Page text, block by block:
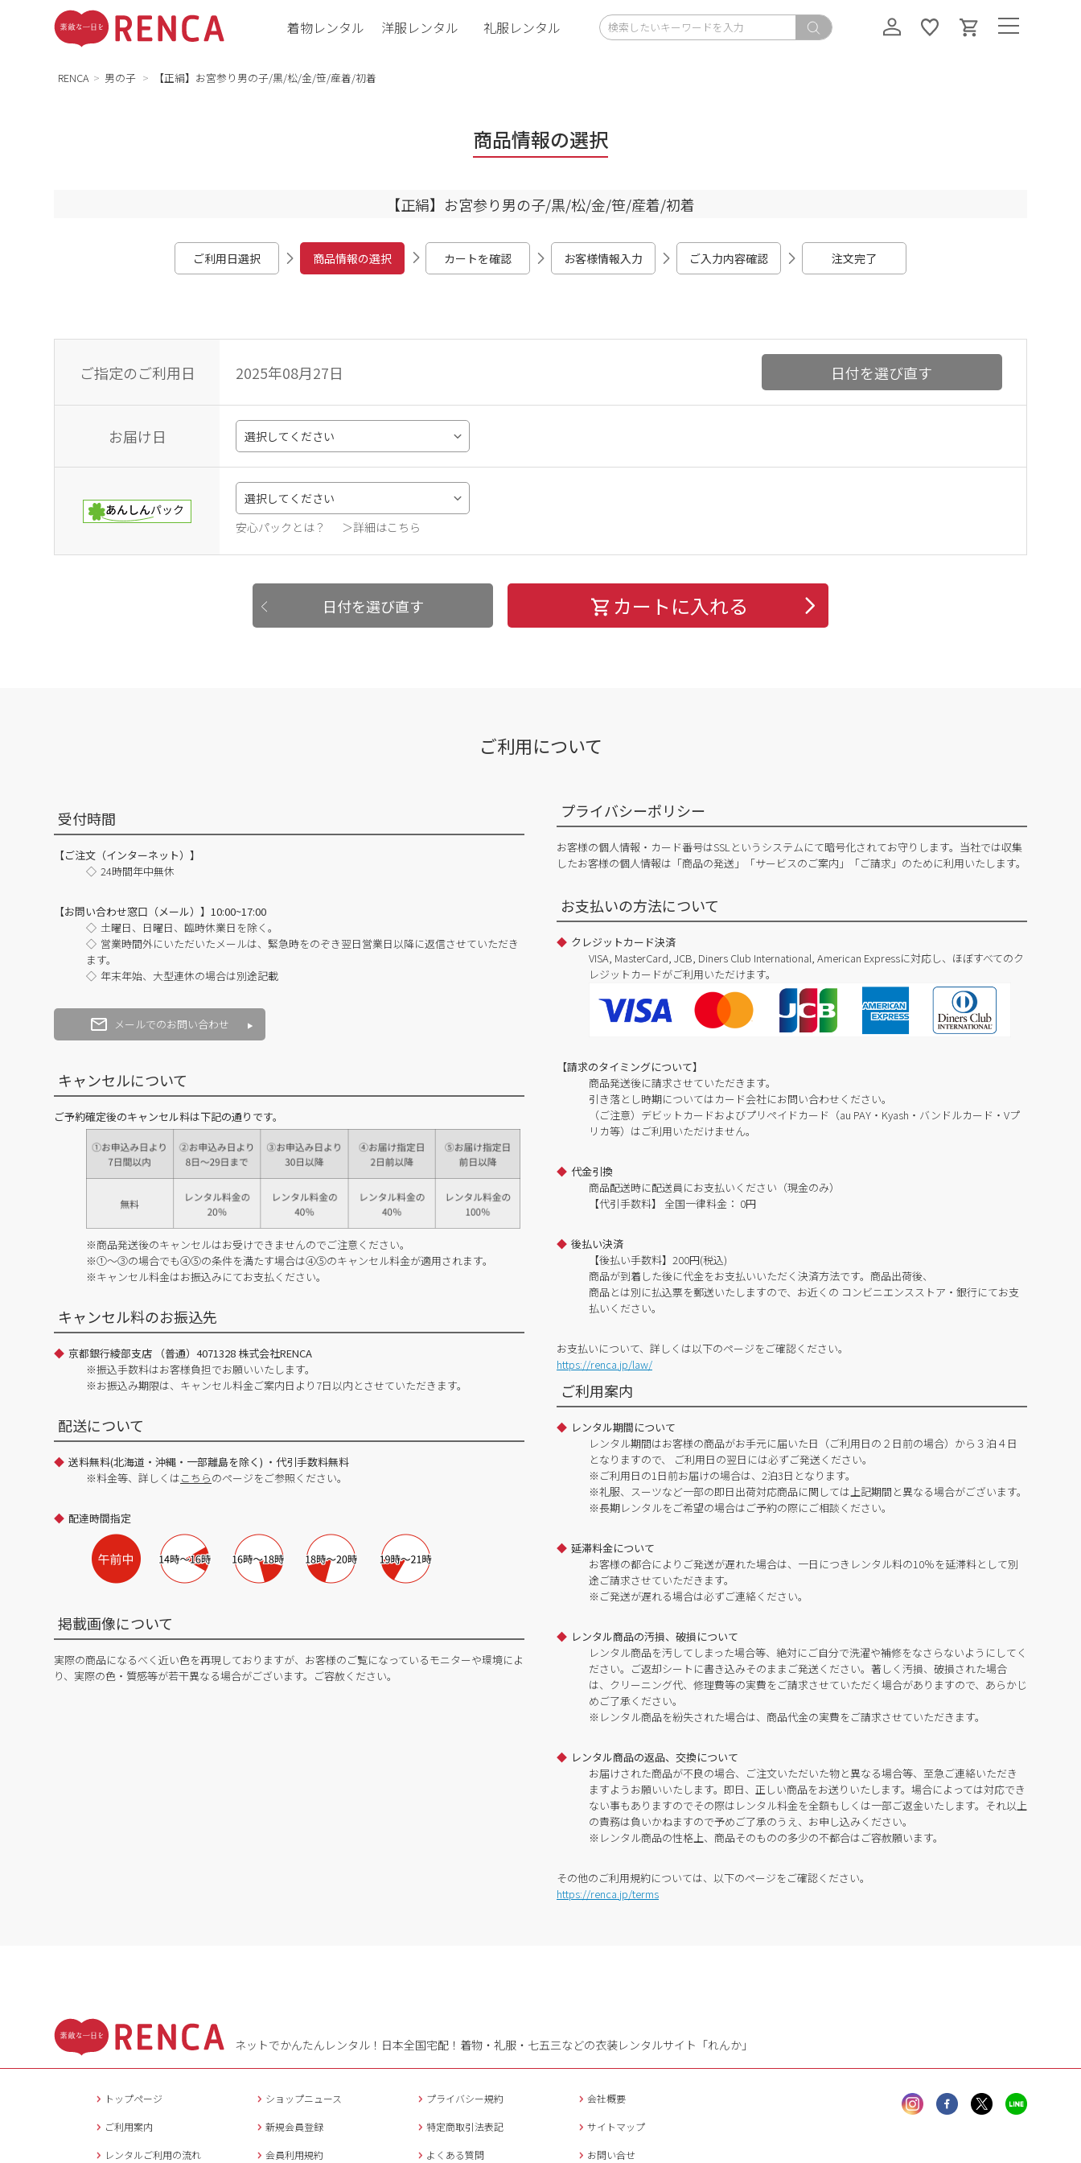
着物レンタル 洋服レンタル 礼服レンタル
RENCA 男の子 【正絹】お宮参り男の子/黒/松/金/笹/産着/初着
商品情報の選択
【正絹】お宮参り男の子/黒/松/金/笹/産着/初着
ご利用日選択 商品情報の選択 カートを確認 お客様情報入力 ご入力内容確認 注文完了
ご指定のご利用日 2025年08月27日 日付を選び直す
お届け日
安心パックとは？ ＞詳細はこちら
日付を選び直す カートに入れる
ご利用について
受付時間
【ご注文（インターネット）】
24時間年中無休
【お問い合わせ窓口（メール）】10:00~17:00
土曜日、日曜日、臨時休業日を除く。
営業時間外にいただいたメールは、緊急時をのぞき翌日営業日以降に返信させていただき
ます。
年末年始、大型連休の場合は別途記載
メールでのお問い合わせ
キャンセルについて
ご予約確定後のキャンセル料は下記の通りです。
※商品発送後のキャンセルはお受けできませんのでご注意ください。
※①～③の場合でも④⑤の条件を満たす場合は④⑤のキャンセル料金が適用されます。
※キャンセル料金はお振込みにてお支払ください。
キャンセル料のお振込先
京都銀行綾部支店 （普通）4071328 株式会社RENCA
※振込手数料はお客様負担でお願いいたします。
※お振込み期限は、キャンセル料金ご案内日より7日以内とさせていただきます。
配送について
送料無料(北海道・沖縄・一部離島を除く) ・代引手数料無料
※料金等、詳しくはこちらのページをご参照ください。
配達時間指定
掲載画像について
実際の商品になるべく近い色を再現しておりますが、お客様のご覧になっているモニターや環境によ
り、実際の色・質感等が若干異なる場合がございます。ご容赦ください。
プライバシーポリシー
お客様の個人情報・カード番号はSSLというシステムにて暗号化されてお守りします。当社では収集
したお客様の個人情報は「商品の発送」「サービスのご案内」「ご請求」のために利用いたします。
お支払いの方法について
クレジットカード決済
VISA, MasterCard, JCB, Diners Club International, American Expressに対応し、ほぼすべてのク
レジットカードがご利用いただけます。
【請求のタイミングについて】
商品発送後に請求させていただきます。
引き落とし時期についてはカード会社にお問い合わせください。
（ご注意）デビットカードおよびプリペイドカード（au PAY・Kyash・バンドルカード・Vプ
リカ等）はご利用いただけません。
代金引換
商品配送時に配送員にお支払いください（現金のみ）
【代引手数料】 全国一律料金： 0円
後払い決済
【後払い手数料】200円(税込)
商品が到着した後に代金をお支払いいただく決済方法です。商品出荷後、
商品とは別に払込票を郵送いたしますので、お近くの コンビニエンスストア・銀行にてお支
払いください。
お支払いについて、詳しくは以下のページをご確認ください。
https://renca.jp/law/
ご利用案内
レンタル期間について
レンタル期間はお客様の商品がお手元に届いた日（ご利用日の２日前の場合）から３泊４日
となりますので、 ご利用日の翌日には必ずご発送ください。
※ご利用日の1日前お届けの場合は、2泊3日となります。
※礼服、スーツなど一部の即日出荷対応商品に関しては上記期間と異なる場合がございます。
※長期レンタルをご希望の場合はご予約の際にご相談ください。
延滞料金について
お客様の都合によりご発送が遅れた場合は、一日につきレンタル料の10％を延滞料として別
途ご請求させていただきます。
※ご発送が遅れる場合は必ずご連絡ください。
レンタル商品の汚損、破損について
レンタル商品を汚してしまった場合等、絶対にご自分で洗濯や補修をなさらないようにしてく
ださい。ご返却シートに書き込みそのままご発送ください。著しく汚損、破損された場合
は、クリーニング代、修理費等の実費をご請求させていただく場合がありますので、あらかじ
めご了承ください。
※レンタル商品を紛失された場合は、商品代金の実費をご請求させていただきます。
レンタル商品の返品、交換について
お届けされた商品が不良の場合、ご注文いただいた物と異なる場合等、至急ご連絡いただき
ますようお願いいたします。即日、正しい商品をお送りいたします。場合によっては対応でき
ない事もありますのでその際はレンタル料金を全額もしくは一部ご返金いたします。それ以上
の責務は負いかねますので予めご了承のうえ、お申し込みください。
※レンタル商品の性格上、商品そのものの多少の不都合はご容赦願います。
その他のご利用規約については、以下のページをご確認ください。
https://renca.jp/terms
ネットでかんたんレンタル！日本全国宅配！ 着物・礼服・七五三などの衣装レンタルサイト「れんか」
トップページ ショップニュース プライバシー規約 会社概要
ご利用案内 新規会員登録 特定商取引法表記 サイトマップ
レンタルご利用の流れ 会員利用規約 よくある質問 お問い合せ